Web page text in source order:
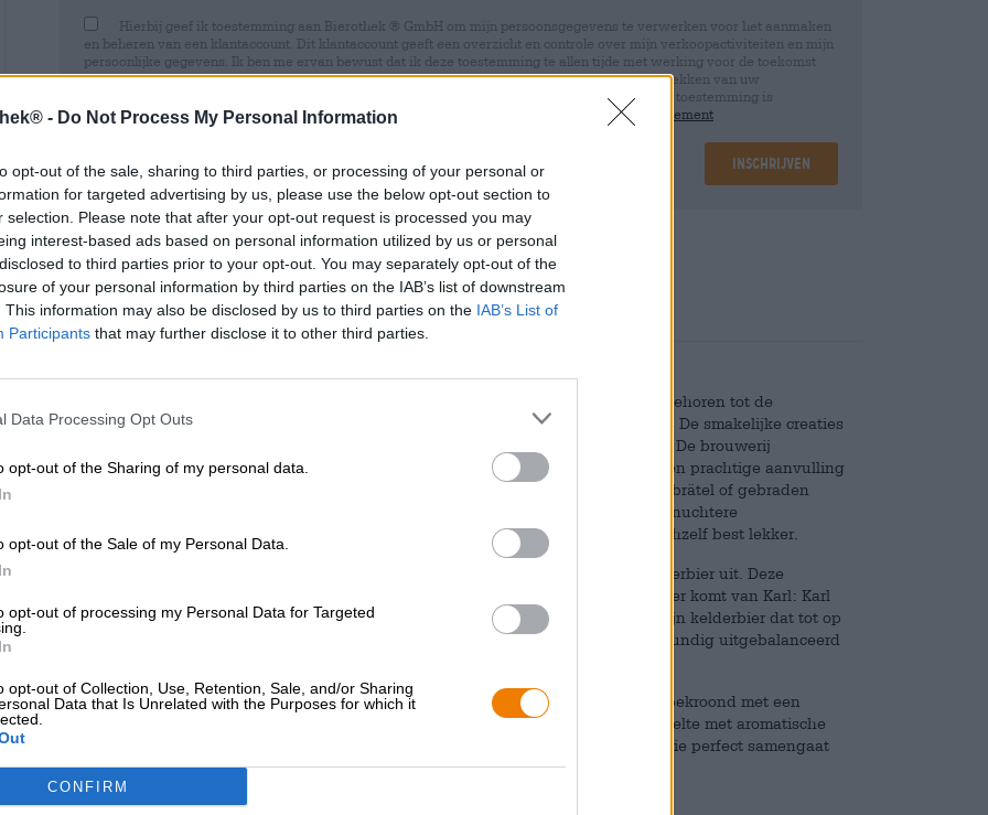
- Do Not Process My Personal Information
opt-out of the sale, sharing to third parties, or processing of your personal or
for targeted advertising by us, please use the below opt-out section to
selection. Please note that after your opt-out request is processed you may
interest-based ads based on personal information utilized by us or personal
to third parties prior to your opt-out. You may separately opt-out of the
of your personal information by third parties on the IAB’s list of downstream
This information may also be disclosed by us to third parties on the IAB’s List of
Participants that may further disclose it to other third parties.
Data Processing Opt Outs
opt-out of the Sharing of my personal data.
opt-out of the Sale of my Personal Data.
opt-out of processing my Personal Data for Targeted
opt-out of Collection, Use, Retention, Sale, and/or Sharing
Data that Is Unrelated with the Purposes for which it
CONFIRM
Hierbij geef ik toestemming aan Bierothek ® GmbH om mijn persoonsgegevens te verwerken voor het aanmaken
en beheren van een klantaccount. Dit klantaccount geeft een overzicht en controle over mijn verkoopactiviteiten en mijn
persoonlijke gegevens. Ik ben me ervan bewust dat ik deze toestemming te allen tijde met werking voor de toekomst
kan intrekken door een e-mail te sturen naar shop@bierothek.de. Wij informeren u dat het intrekken van uw
toestemming geen invloed heeft op de rechtmatigheid van de verwerking die op basis van uw toestemming is
uitgevoerd tot het moment van intrekking. Meer informatie vindt u in onze
data protection statement
Inschrijven
* Prijzen zijn inclusief wettelijke BTW. PlusScheepvaart plusDeponeren
* Prijzen zijn inclusief accijns
Omschrijving Info Beoordelingen (0)
Brouwerij Altenburger heeft een klassiek assortiment: Helles, Bock, Pils en Co. behoren tot de
steunpilaren van het Duitse bierlandschap en zijn de favorieten van de Duitsers. De smakelijke creaties
passen perfect bij de lokale keuken en vullen hartige gerechten uitstekend aan. De brouwerij
Altenburger komt uit de gelijknamige stad in Thüringen en brouwt bieren die een prachtige aanvulling
vormen op Rostbratwurst met zuurkool, rollades met knoedels en rode kool, Rostbrätel of gebraden
bier. Met hun uitgebalanceerde harmonie van hop en mout complementeren de nuchtere
brouwstukken perfect het aroma van hartige gerechten en smaken ze ook op zichzelf best lekker.
Om hun assortiment compleet te maken, brachten de brouwers onlangs een Kellerbier uit. Deze
traditionele bierstijl vult het assortiment perfect aan. Het recept voor de klassieker komt van Karl: Karl
was een van de eerste meesterbrouwers van de brouwerij en ontwikkelde een fijn kelderbier dat tot op
de dag van vandaag zijn relevantie niet heeft verloren. Zijn interpretatie is vakkundig uitgebalanceerd
Het kelderbier presenteert zich in een glanzende goudtint in het glas en wordt bekroond met een
luchtige lading sneeuwwit schuim. De smaak is zijdezacht en omhult het gehemelte met aromatische
graantonen. Een fris vleugje hop zorgt voor contrast en een subtiele bitterheid die perfect samengaat
met de milde zoetheid van de mout.